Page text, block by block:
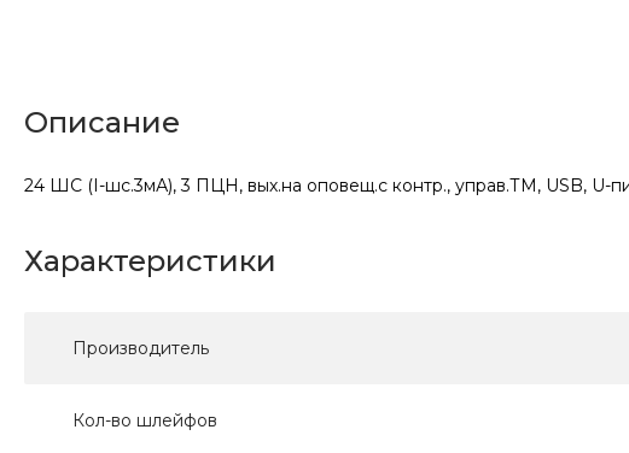
Описание
24 ШС (I-шс.3мА), 3 ПЦН, вых.на оповещ.с контр., управ.ТМ, USB, U-
Характеристики
Производитель
Кол-во шлейфов